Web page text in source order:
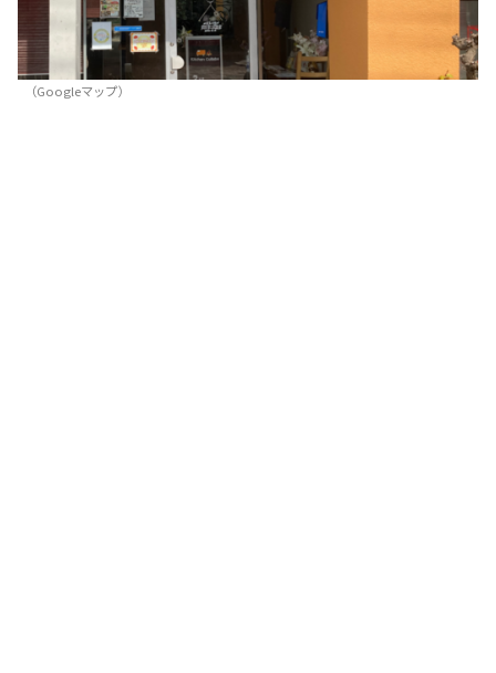
（Googleマップ）